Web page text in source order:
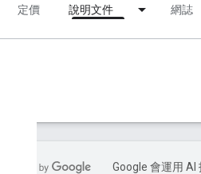
定價 說明文件 網誌
Google 會運用 AI